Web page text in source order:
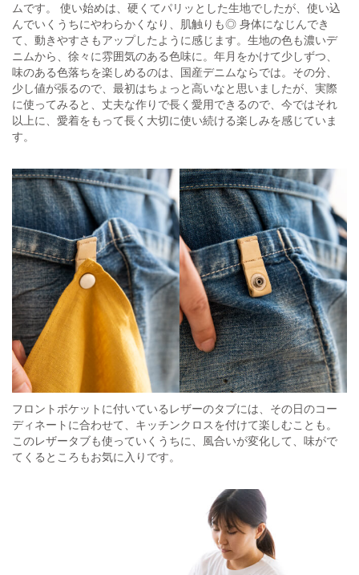
ムです。 使い始めは、硬くてパリッとした生地でしたが、使い込
んでいくうちにやわらかくなり、肌触りも◎ 身体になじんでき
て、動きやすさもアップしたように感じます。生地の色も濃いデ
ニムから、徐々に雰囲気のある色味に。年月をかけて少しずつ、
味のある色落ちを楽しめるのは、国産デニムならでは。その分、
少し値が張るので、最初はちょっと高いなと思いましたが、実際
に使ってみると、丈夫な作りで長く愛用できるので、今ではそれ
以上に、愛着をもって長く大切に使い続ける楽しみを感じていま
す。
フロントポケットに付いているレザーのタブには、その日のコー
ディネートに合わせて、キッチンクロスを付けて楽しむことも。
このレザータブも使っていくうちに、風合いが変化して、味がで
てくるところもお気に入りです。